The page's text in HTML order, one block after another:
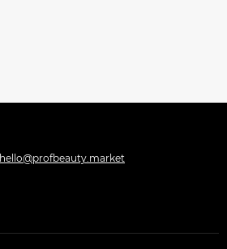
hello@profbeauty.market